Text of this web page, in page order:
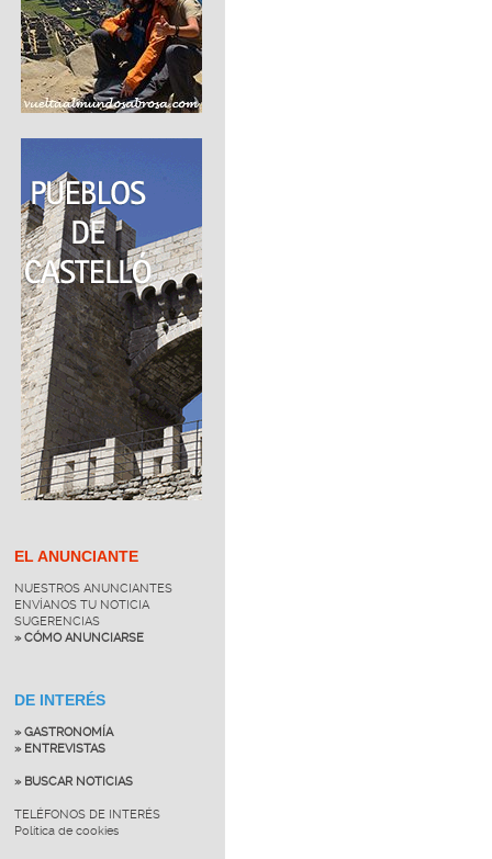
EL ANUNCIANTE
NUESTROS ANUNCIANTES
ENVÍANOS TU NOTICIA
SUGERENCIAS
» CÓMO ANUNCIARSE
DE INTERÉS
» GASTRONOMÍA
» ENTREVISTAS
» BUSCAR NOTICIAS
TELÉFONOS DE INTERÉS
Política de cookies